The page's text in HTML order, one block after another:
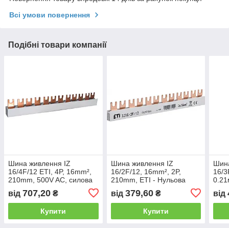
Всі умови повернення
Подібні товари компанії
Шина живлення IZ
16/4F/12 ETI, 4P, 16mm²,
210mm, 500V AC, силова
від 707,20 ₴
Купити
Шина живлення IZ
16/2F/12, 16mm², 2P,
210mm, ETI - Нульова
від 379,60₴
Купити
16/
від